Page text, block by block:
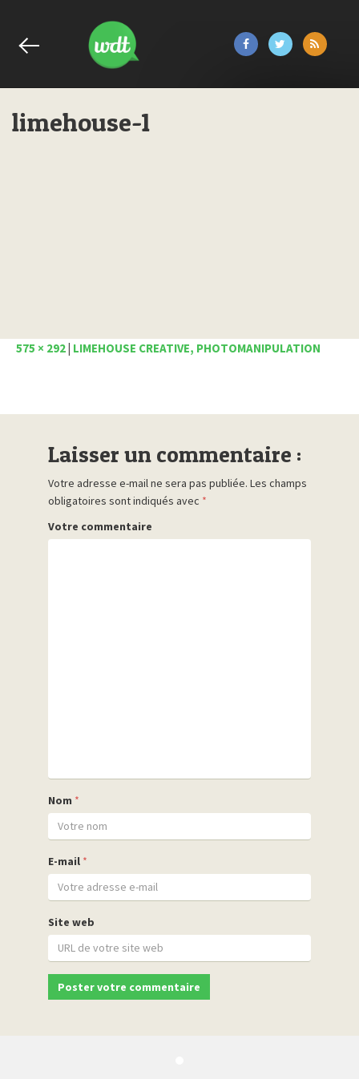
limehouse-1
575 × 292| LIMEHOUSE CREATIVE, PHOTOMANIPULATION
Laisser un commentaire :
Votre adresse e-mail ne sera pas publiée. Les champs
obligatoires sont indiqués avec *
Votre commentaire
Nom *
E-mail *
Site web